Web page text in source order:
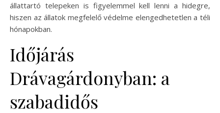
állattartó telepeken is figyelemmel kell lenni a hidegre,
hiszen az állatok megfelelő védelme elengedhetetlen a téli
hónapokban.
Időjárás
Drávagárdonyban: a
szabadidős